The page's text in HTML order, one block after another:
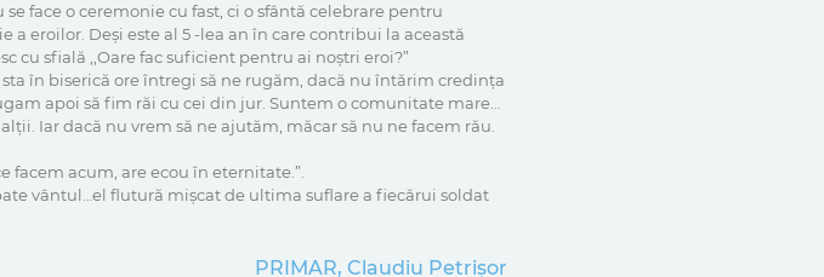
face o ceremonie cu fast, ci o sfântă celebrare pentru
eroilor. Deși este al 5 -lea an în care contribui la această
cu sfială ,,Oare fac suficient pentru ai noștri eroi?”
în biserică ore întregi să ne rugăm, dacă nu întărim credința
apoi să fim răi cu cei din jur. Suntem o comunitate mare…
Iar dacă nu vrem să ne ajutăm, măcar să nu ne facem rău.
facem acum, are ecou în eternitate.”.
vântul…el flutură mișcat de ultima suflare a fiecărui soldat
PRIMAR, Claudiu Petrișor